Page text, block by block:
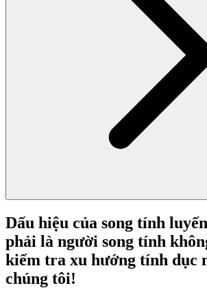
Dấu hiệu của song tính
phải là người song tính
kiểm tra xu hướng tính dục
chúng tôi!